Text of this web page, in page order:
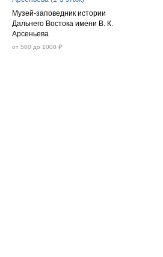
Музей-заповедник истории
Дальнего Востока имени В. К.
Арсеньева
от 500 до 1000 ₽